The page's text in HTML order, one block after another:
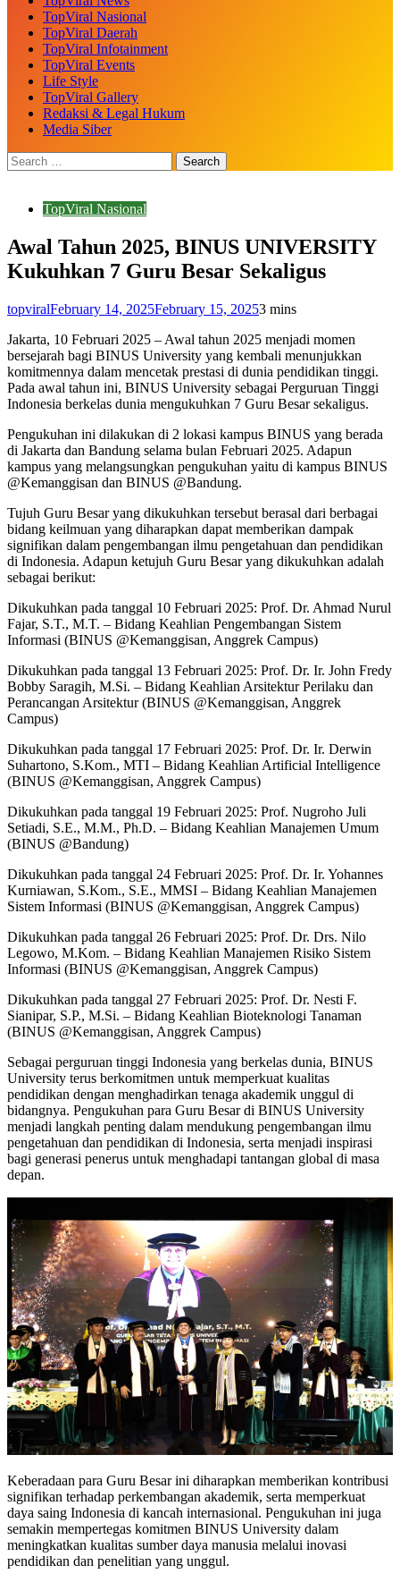
TopViral Nasional
TopViral Daerah
TopViral Infotainment
TopViral Events
Life Style
TopViral Gallery
Redaksi & Legal Hukum
Media Siber
TopViral Nasional
Awal Tahun 2025, BINUS UNIVERSITY
Kukuhkan 7 Guru Besar Sekaligus
topviralFebruary 14, 2025February 15, 20253 mins
Jakarta, 10 Februari 2025 – Awal tahun 2025 menjadi momen
bersejarah bagi BINUS University yang kembali menunjukkan
komitmennya dalam mencetak prestasi di dunia pendidikan tinggi.
Pada awal tahun ini, BINUS University sebagai Perguruan Tinggi
Indonesia berkelas dunia mengukuhkan 7 Guru Besar sekaligus.
Pengukuhan ini dilakukan di 2 lokasi kampus BINUS yang berada
di Jakarta dan Bandung selama bulan Februari 2025. Adapun
kampus yang melangsungkan pengukuhan yaitu di kampus BINUS
@Kemanggisan dan BINUS @Bandung.
Tujuh Guru Besar yang dikukuhkan tersebut berasal dari berbagai
bidang keilmuan yang diharapkan dapat memberikan dampak
signifikan dalam pengembangan ilmu pengetahuan dan pendidikan
di Indonesia. Adapun ketujuh Guru Besar yang dikukuhkan adalah
sebagai berikut:
Dikukuhkan pada tanggal 10 Februari 2025: Prof. Dr. Ahmad Nurul
Fajar, S.T., M.T. – Bidang Keahlian Pengembangan Sistem
Informasi (BINUS @Kemanggisan, Anggrek Campus)
Dikukuhkan pada tanggal 13 Februari 2025: Prof. Dr. Ir. John Fredy
Bobby Saragih, M.Si. – Bidang Keahlian Arsitektur Perilaku dan
Perancangan Arsitektur (BINUS @Kemanggisan, Anggrek
Campus)
Dikukuhkan pada tanggal 17 Februari 2025: Prof. Dr. Ir. Derwin
Suhartono, S.Kom., MTI – Bidang Keahlian Artificial Intelligence
(BINUS @Kemanggisan, Anggrek Campus)
Dikukuhkan pada tanggal 19 Februari 2025: Prof. Nugroho Juli
Setiadi, S.E., M.M., Ph.D. – Bidang Keahlian Manajemen Umum
(BINUS @Bandung)
Dikukuhkan pada tanggal 24 Februari 2025: Prof. Dr. Ir. Yohannes
Kurniawan, S.Kom., S.E., MMSI – Bidang Keahlian Manajemen
Sistem Informasi (BINUS @Kemanggisan, Anggrek Campus)
Dikukuhkan pada tanggal 26 Februari 2025: Prof. Dr. Drs. Nilo
Legowo, M.Kom. – Bidang Keahlian Manajemen Risiko Sistem
Informasi (BINUS @Kemanggisan, Anggrek Campus)
Dikukuhkan pada tanggal 27 Februari 2025: Prof. Dr. Nesti F.
Sianipar, S.P., M.Si. – Bidang Keahlian Bioteknologi Tanaman
(BINUS @Kemanggisan, Anggrek Campus)
Sebagai perguruan tinggi Indonesia yang berkelas dunia, BINUS
University terus berkomitmen untuk memperkuat kualitas
pendidikan dengan menghadirkan tenaga akademik unggul di
bidangnya. Pengukuhan para Guru Besar di BINUS University
menjadi langkah penting dalam mendukung pengembangan ilmu
pengetahuan dan pendidikan di Indonesia, serta menjadi inspirasi
bagi generasi penerus untuk menghadapi tantangan global di masa
depan.
Keberadaan para Guru Besar ini diharapkan memberikan kontribusi
signifikan terhadap perkembangan akademik, serta memperkuat
daya saing Indonesia di kancah internasional. Pengukuhan ini juga
semakin mempertegas komitmen BINUS University dalam
meningkatkan kualitas sumber daya manusia melalui inovasi
pendidikan dan penelitian yang unggul.